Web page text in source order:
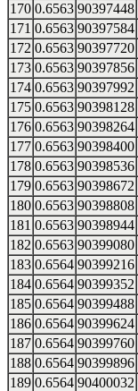
170 0.6563 90397448
171 0.6563 90397584
172 0.6563 90397720
173 0.6563 90397856
174 0.6563 90397992
175 0.6563 90398128
176 0.6563 90398264
177 0.6563 90398400
178 0.6563 90398536
179 0.6563 90398672
180 0.6563 90398808
181 0.6563 90398944
182 0.6563 90399080
183 0.6564 90399216
184 0.6564 90399352
185 0.6564 90399488
186 0.6564 90399624
187 0.6564 90399760
188 0.6564 90399896
189 0.6564 90400032